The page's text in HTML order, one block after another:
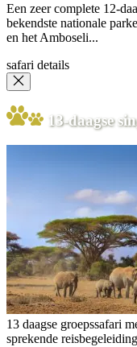
Een zeer complete 12-
bekendste nationale
en het Amboseli...
safari details
13-daagse
13 daagse groepssafari
sprekende